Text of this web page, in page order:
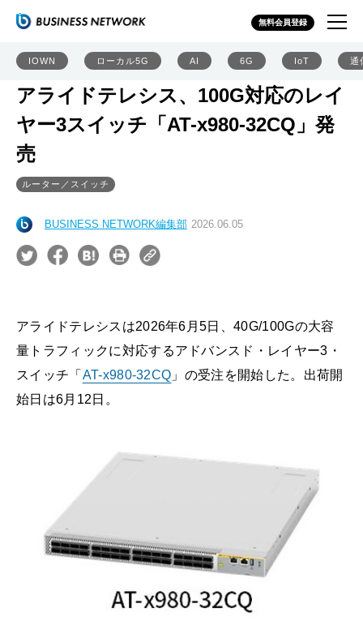
無料会員登録
IOWN ローカル5G AI 6G IoT 通
アライドテレシス、100G対応のレイ
ヤー3スイッチ「AT-x980-32CQ」発
売
ルーター／スイッチ
BUSINESS NETWORK編集部 2026.06.05
アライドテレシスは2026年6月5日、40G/100Gの大容
量トラフィックに対応するアドバンスド・レイヤー3・
スイッチ「 AT-x980-32CQ 」の受注を開始した。出荷開
始日は6月12日。